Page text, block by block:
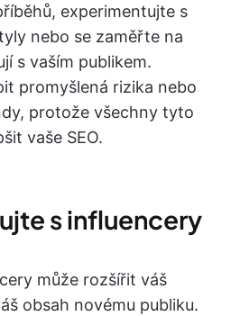
experimentujte s
nebo se zaměřte na
s vaším publikem.
promyšlená rizika nebo
protože všechny tyto
vaše SEO.
s influencery
může rozšířit váš
obsah novému publiku.